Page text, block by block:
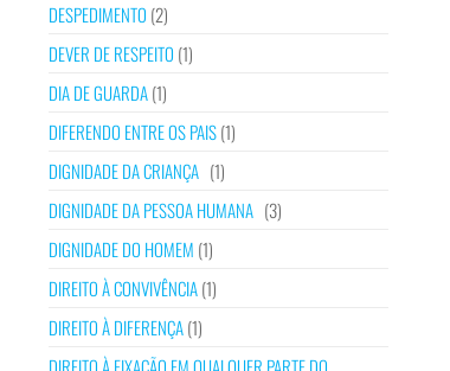
DESPEDIMENTO (2)
DEVER DE RESPEITO (1)
DIA DE GUARDA(1)
DIFERENDO ENTRE OS PAIS(1)
DIGNIDADE DA CRIANÇA (1)
DIGNIDADE DA PESSOA HUMANA (3)
DIGNIDADE DO HOMEM (1)
DIREITO À CONVIVÊNCIA(1)
DIREITO À DIFERENÇA(1)